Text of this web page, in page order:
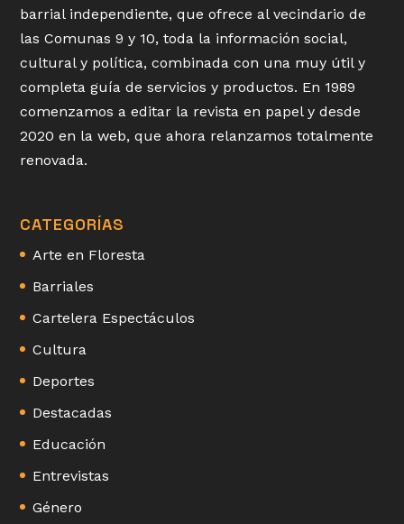
barrial independiente, que ofrece al vecindario de
las Comunas 9 y 10, toda la información social,
cultural y política, combinada con una muy útil y
completa guía de servicios y productos. En 1989
comenzamos a editar la revista en papel y desde
2020 en la web, que ahora relanzamos totalmente
renovada.
CATEGORÍAS
Arte en Floresta
Barriales
Cartelera Espectáculos
Cultura
Deportes
Destacadas
Educación
Entrevistas
Género